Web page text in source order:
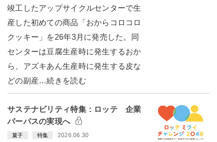
竣工したアップサイクルセンターで生
産した初めての商品「おからコロコロ
クッキー」を26年3月に発売した。同
センターは豆腐生産時に発生するおか
ら、アズキあん生産時に発生する皮な
どの副産…続きを読む
サステナビリティ特集：ロッテ 企業
パーパスの実現へ
菓子 特集 2026.06.30